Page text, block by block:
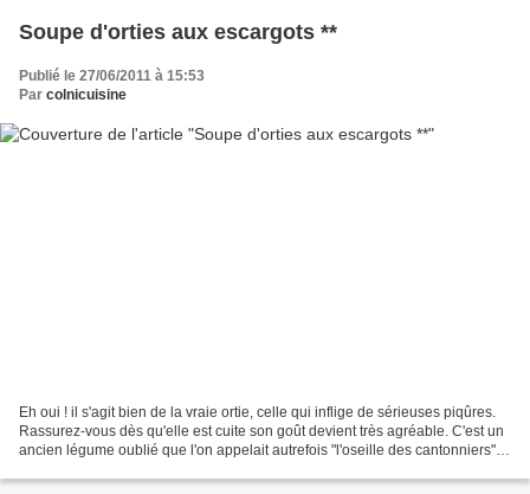
Soupe d'orties aux escargots **
Publié le 27/06/2011 à 15:53
Par colnicuisine
Eh oui ! il s'agit bien de la vraie ortie, celle qui inflige de sérieuses piqûres.
Rassurez-vous dès qu'elle est cuite son goût devient très agréable. C'est un
ancien légume oublié que l'on appelait autrefois "l'oseille des cantonniers".